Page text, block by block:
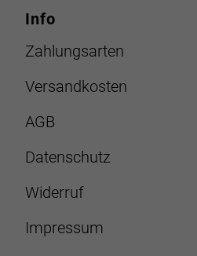
Info
Zahlungsarten
Versandkosten
AGB
Datenschutz
Widerruf
Impressum